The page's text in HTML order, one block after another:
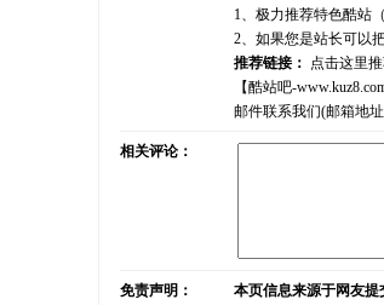
1、极力推荐特色酷站
2、如果您是站长可以
推荐链接： 点击这里
【酷站吧-
邮件联系我们(邮箱地址
相关评论：
免责声明：
本页信息来源于网友